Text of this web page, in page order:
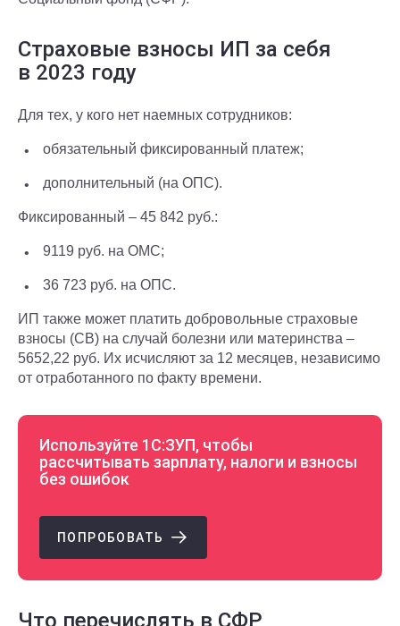
Страховые взносы ИП за себя
в 2023 году
Для тех, у кого нет наемных сотрудников:
обязательный фиксированный платеж;
дополнительный (на ОПС).
Фиксированный – 45 842 руб.:
9119 руб. на ОМС;
36 723 руб. на ОПС.
ИП также может платить добровольные страховые
взносы (СВ) на случай болезни или материнства –
5652,22 руб. Их исчисляют за 12 месяцев, независимо
от отработанного по факту времени.
Используйте 1С:ЗУП, чтобы
рассчитывать зарплату, налоги и взносы
без ошибок
ПОПРОБОВАТЬ
Что перечислять в СФР